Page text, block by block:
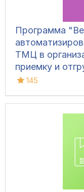
Программа
ТМЦ в
приемку и
транспортом,
Конфигурация
вручную,
управлять
движение
145